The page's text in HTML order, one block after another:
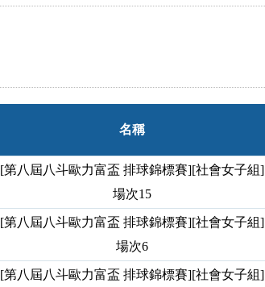
名稱
[第八屆八斗歐力富盃 排球錦標賽][社會女子組]
場次15
[第八屆八斗歐力富盃 排球錦標賽][社會女子組]
場次6
[第八屆八斗歐力富盃 排球錦標賽][社會女子組]